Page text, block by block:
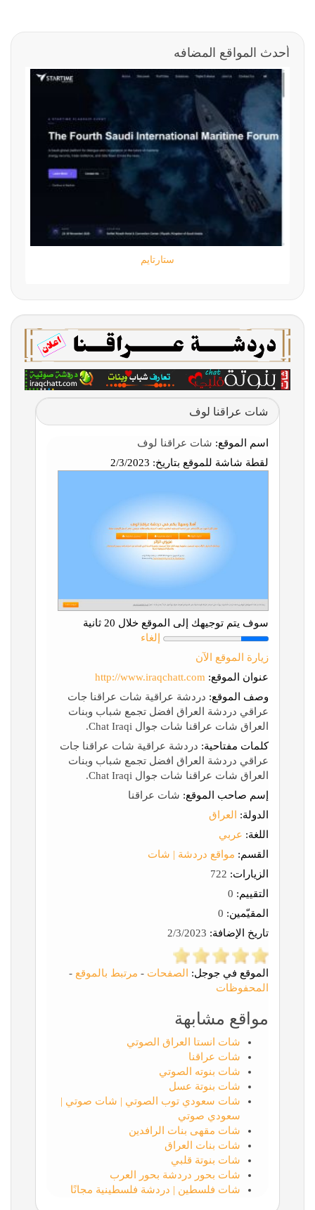
أحدث المواقع المضافه
ستارتايم
شات عراقنا لوف
اسم الموقع: شات عراقنا لوف
لقطة شاشة للموقع بتاريخ:
سوف يتم توجيهك إلى الموقع خلال 20 ثانية
إلغاء
زيارة الموقع الآن
عنوان الموقع: http://www.iraqchatt.com
وصف الموقع: دردشة عراقية شات عراقنا جات
عراقي دردشة العراق افضل تجمع شباب وبنات
العراق شات عراقنا شات جوال Chat Iraqi.
كلمات مفتاحية: دردشة عراقية شات عراقنا جات
عراقي دردشة العراق افضل تجمع شباب وبنات
العراق شات عراقنا شات جوال Chat Iraqi.
إسم صاحب الموقع: شات عراقنا
الدولة:
العراق
اللغة: عربي
القسم: مواقع دردشة | شات
الزيارات:
التقييم:
المقيّمين:
تاريخ الإضافة:
الموقع في جوجل: الصفحات - مرتبط بالموقع -
المحفوظات
مواقع مشابهة
شات انستا العراق الصوتي
شات عراقنا
شات بنوته الصوتي
شات بنوتة عسل
شات سعودي توب الصوتي | شات صوتي |
سعودي صوتي
شات مقهى بنات الرافدين
شات بنات العراق
شات بنوتة قلبي
شات بحور دردشة بحور العرب
شات فلسطين | دردشة فلسطينية مجانًا